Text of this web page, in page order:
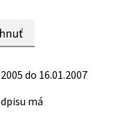
do 16.01.2007
má